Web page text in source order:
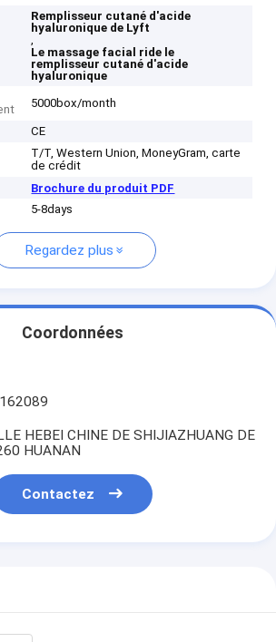
Remplisseur cutané d'acide
hyaluronique de Lyft
,
Le massage facial ride le
remplisseur cutané d'acide
hyaluronique
5000box/month
CE
T/T, Western Union, MoneyGram, carte
de crédit
Brochure du produit PDF
5-8days
Regardez plus
Coordonnées
HEBEI CHINE DE SHIJIAZHUANG DE
HUANAN
Contactez